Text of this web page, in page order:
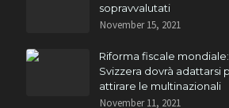
sopravvalutati
November 15, 2021
Riforma fiscale
Svizzera dovrà adattarsi
attirare le multinazionali
November 11, 2021